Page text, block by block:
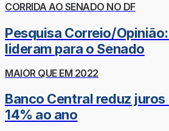
CORRIDA AO SENADO NO DF
Pesquisa Correio/
lideram para o Senado
MAIOR QUE EM 2022
Banco Central reduz
14% ao ano